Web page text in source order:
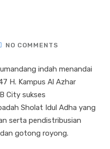
NO COMMENTS
indah menandai
H. Kampus Al Azhar
City sukses
Sholat Idul Adha yang
serta pendistribusian
gotong royong.